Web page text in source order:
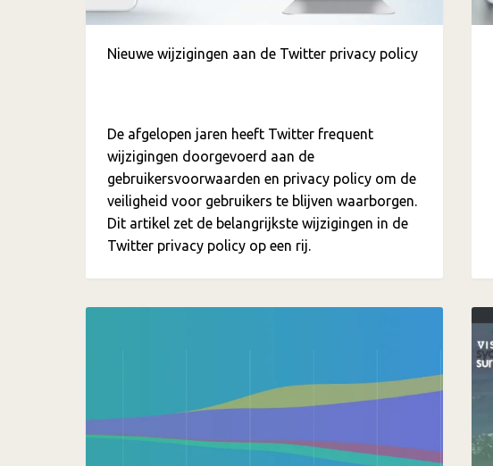
Nieuwe wijzigingen aan de Twitter privacy policy
De afgelopen jaren heeft Twitter frequent
wijzigingen doorgevoerd aan de
gebruikersvoorwaarden en privacy policy om de
veiligheid voor gebruikers te blijven waarborgen.
Dit artikel zet de belangrijkste wijzigingen in de
Twitter privacy policy op een rij.